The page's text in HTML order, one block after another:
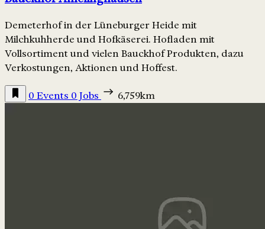
Demeterhof in der Lüneburger Heide mit
Milchkuhherde und Hofkäserei. Hofladen mit
Vollsortiment und vielen Bauckhof Produkten, dazu
Verkostungen, Aktionen und Hoffest.
0 Events 0 Jobs 6,759km